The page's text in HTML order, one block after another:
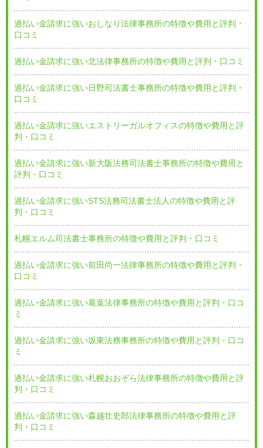
過払い金請求に強いおしなり法律事務所の特徴や費用と評判・
口コミ
過払い金請求に強い北法律事務所の特徴や費用と評判・口コミ
過払い金請求に強い日野司法書士事務所の特徴や費用と評判・
口コミ
過払い金請求に強いエストリーガルオフィスの特徴や費用と評
判・口コミ
過払い金請求に強い新大阪法務司法書士事務所の特徴や費用と
評判・口コミ
過払い金請求に強いSTS法務司法書士法人の特徴や費用と評
判・口コミ
札幌エルム司法書士事務所の特徴や費用と評判・口コミ
過払い金請求に強い前田尚一法律事務所の特徴や費用と評判・
口コミ
過払い金請求に強い葛葉法律事務所の特徴や費用と評判・口コ
ミ
過払い金請求に強い坂東法務事務所の特徴や費用と評判・口コ
ミ
過払い金請求に強い札幌おおぞら法律事務所の特徴や費用と評
判・口コミ
過払い金請求に強い森越壮史郎法律事務所の特徴や費用と評
判・口コミ